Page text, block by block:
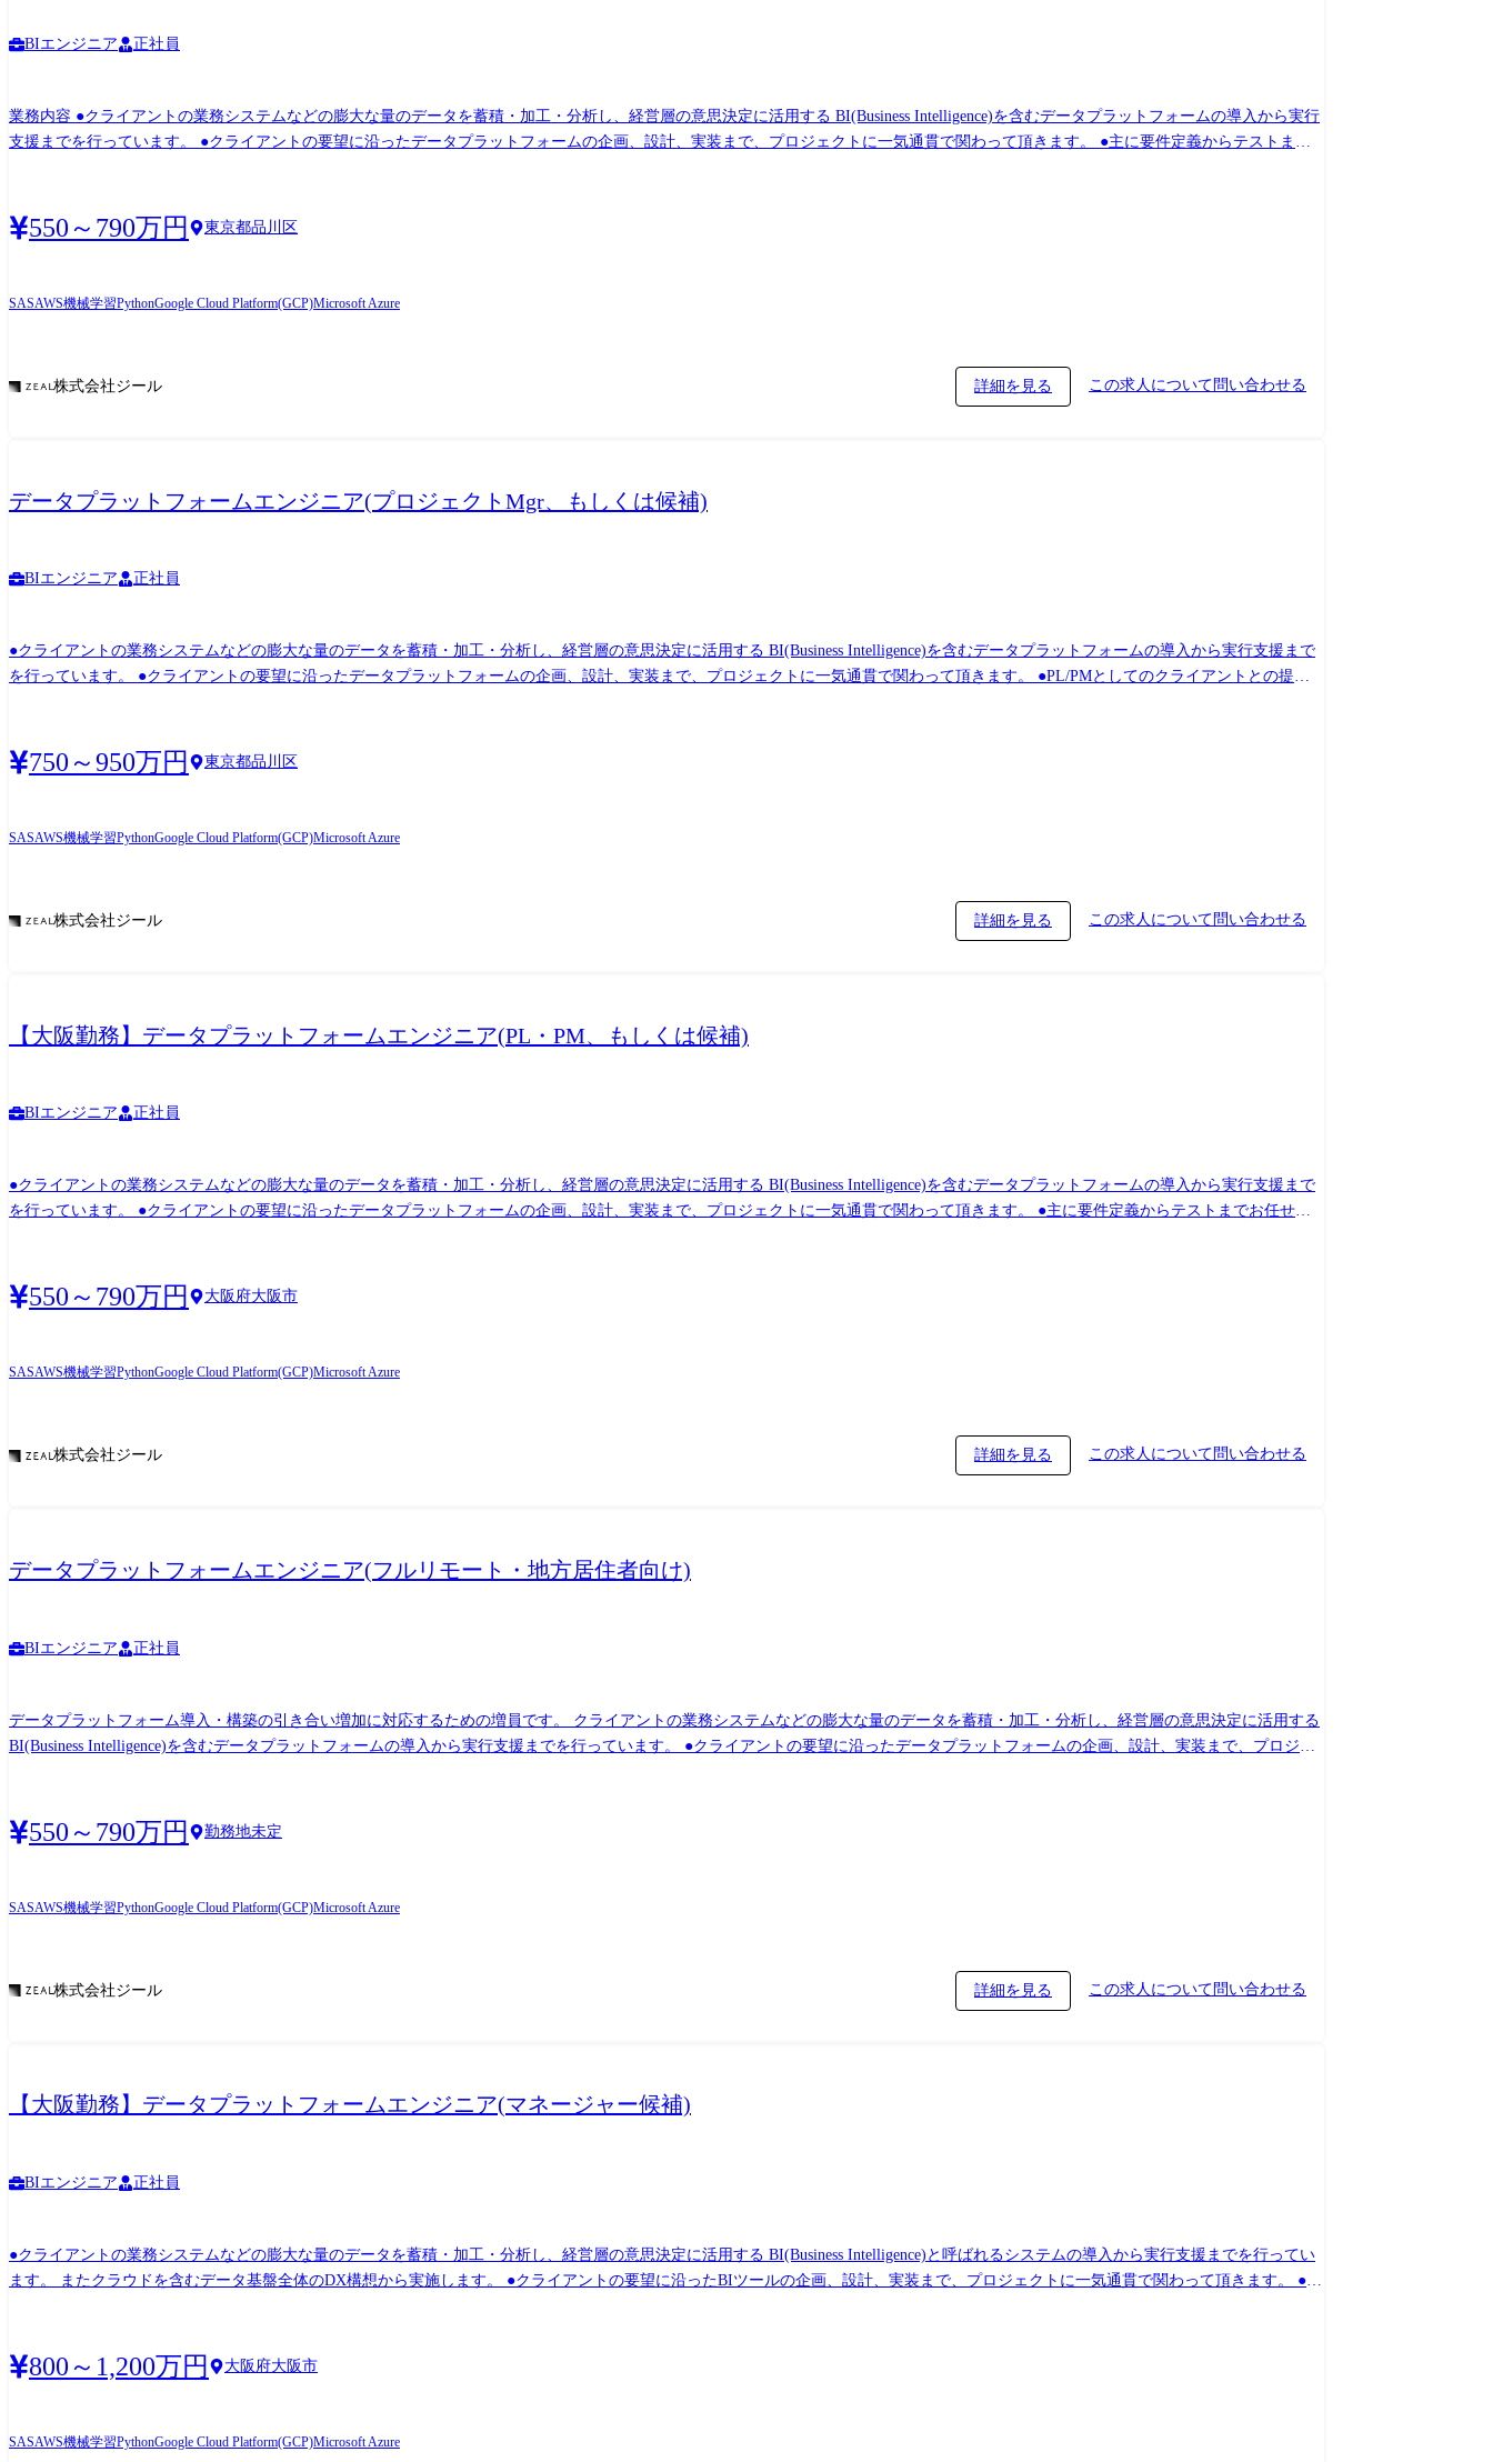
報の自動取り込み機能で物件選定の作業効率を約3割向上 https://nowcast.co.jp/news/20251211/ ファーストキッチン、ナウキャストの店舗開発DXツール「DataLens店舗開発」を導入し、「ウェ
studies/20250826-2
BIエンジニア 正社員
業務内容 ●クライアントの業務システムなどの膨大な量のデータを蓄積・加工・分析し、経営層の意思決定に活用する BI(Business Intelligence)を含むデータプラットフォームの導入から実行
支援までを行っています。 ●クライアントの要望に沿ったデータプラットフォームの企画、設計、実装まで、プロジェクトに一気通貫で関わって頂きます。 ●主に要件定義からテストまで
550～790万円 東京都品川区
SASAWS機械学習PythonGoogle Cloud Platform(GCP)Microsoft Azure
株式会社ジール 詳細を見る この求人について問い合わせる
データプラットフォームエンジニア(プロジェクトMgr、もしくは候補)
BIエンジニア 正社員
●クライアントの業務システムなどの膨大な量のデータを蓄積・加工・分析し、経営層の意思決定に活用する BI(Business Intelligence)を含むデータプラットフォームの導入から実行支援まで
を行っています。 ●クライアントの要望に沿ったデータプラットフォームの企画、設計、実装まで、プロジェクトに一気通貫で関わって頂きます。 ●PL/PMとしてのクライアントとの提
750～950万円 東京都品川区
SASAWS機械学習PythonGoogle Cloud Platform(GCP)Microsoft Azure
株式会社ジール 詳細を見る この求人について問い合わせる
【大阪勤務】データプラットフォームエンジニア(PL・PM、もしくは候補)
BIエンジニア 正社員
●クライアントの業務システムなどの膨大な量のデータを蓄積・加工・分析し、経営層の意思決定に活用する BI(Business Intelligence)を含むデータプラットフォームの導入から実行支援まで
を行っています。 ●クライアントの要望に沿ったデータプラットフォームの企画、設計、実装まで、プロジェクトに一気通貫で関わって頂きます。 ●主に要件定義からテストまでお任せし
550～790万円 大阪府大阪市
SASAWS機械学習PythonGoogle Cloud Platform(GCP)Microsoft Azure
株式会社ジール 詳細を見る この求人について問い合わせる
データプラットフォームエンジニア(フルリモート・地方居住者向け)
BIエンジニア 正社員
データプラットフォーム導入・構築の引き合い増加に対応するための増員です。 クライアントの業務システムなどの膨大な量のデータを蓄積・加工・分析し、経営層の意思決定に活用する
BI(Business Intelligence)を含むデータプラットフォームの導入から実行支援までを行っています。 ●クライアントの要望に沿ったデータプラットフォームの企画、設計、実装まで、プロジェ
550～790万円 勤務地未定
SASAWS機械学習PythonGoogle Cloud Platform(GCP)Microsoft Azure
株式会社ジール 詳細を見る この求人について問い合わせる
【大阪勤務】データプラットフォームエンジニア(マネージャー候補)
BIエンジニア 正社員
●クライアントの業務システムなどの膨大な量のデータを蓄積・加工・分析し、経営層の意思決定に活用する BI(Business Intelligence)と呼ばれるシステムの導入から実行支援までを行ってい
ます。 またクラウドを含むデータ基盤全体のDX構想から実施します。 ●クライアントの要望に沿ったBIツールの企画、設計、実装まで、プロジェクトに一気通貫で関わって頂きます。 ●主
800～1,200万円 大阪府大阪市
SASAWS機械学習PythonGoogle Cloud Platform(GCP)Microsoft Azure